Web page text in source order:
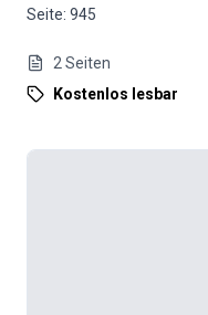
Seite: 945
2 Seiten
Kostenlos lesbar